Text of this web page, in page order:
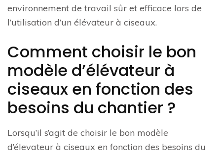
environnement de travail sûr et efficace lors de
l’utilisation d’un élévateur à ciseaux.
Comment choisir le bon
modèle d’élévateur à
ciseaux en fonction des
besoins du chantier ?
Lorsqu’il s’agit de choisir le bon modèle
d’élevateur à ciseaux en fonction des besoins du